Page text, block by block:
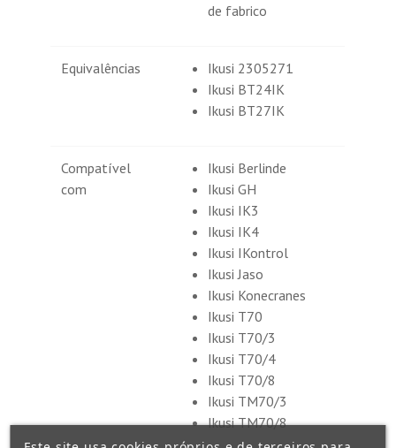
de fabrico
Equivalências
Ikusi 2305271
Ikusi BT24IK
Ikusi BT27IK
Compatível
com
Ikusi Berlinde
Ikusi GH
Ikusi IK3
Ikusi IK4
Ikusi IKontrol
Ikusi Jaso
Ikusi Konecranes
Ikusi T70
Ikusi T70/3
Ikusi T70/4
Ikusi T70/8
Ikusi TM70/3
Ikusi TM70/8